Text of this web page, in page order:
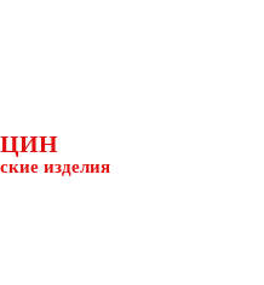
ЦИН
изделия